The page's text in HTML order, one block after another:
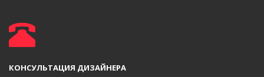
КОНСУЛЬТАЦИЯ ДИЗАЙНЕРА